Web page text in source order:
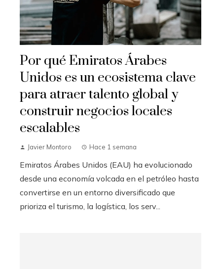
Por qué Emiratos Árabes
Unidos es un ecosistema clave
para atraer talento global y
construir negocios locales
escalables
Javier Montoro Hace 1 semana
Emiratos Árabes Unidos (EAU) ha evolucionado
desde una economía volcada en el petróleo hasta
convertirse en un entorno diversificado que
prioriza el turismo, la logística, los serv...